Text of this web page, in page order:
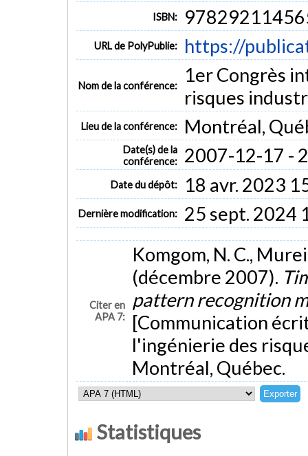
ISBN:
URL de PolyPublie: https://
Nom de la conférence:
1er Congrès
risques
Lieu de la conférence: Montréal,
Date(s) de la
conférence:
2007-12-17 -
Date du dépôt: 18 avr. 2023
Dernière modification: 25 sept. 2024
Citer en
APA 7:
Komgom, N. C.,
(décembre 2007).
pattern recognition
[Communication
l'ingénierie des
Montréal, Québec.
Statistiques